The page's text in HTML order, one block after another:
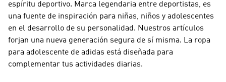
espíritu deportivo. Marca legendaria entre deportistas, es
una fuente de inspiración para niñas, niños y adolescentes
en el desarrollo de su personalidad. Nuestros artículos
forjan una nueva generación segura de sí misma. La ropa
para adolescente de adidas está diseñada para
complementar tus actividades diarias.